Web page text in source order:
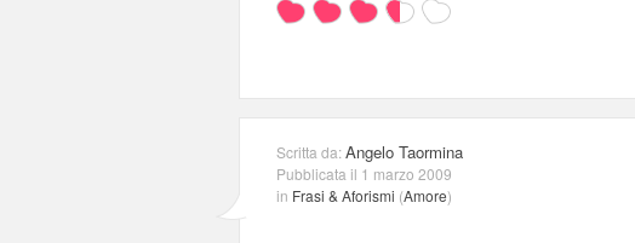
Scritta da:Angelo Taormina
Pubblicata il 1 marzo 2009
in Frasi & Aforismi (Amore)